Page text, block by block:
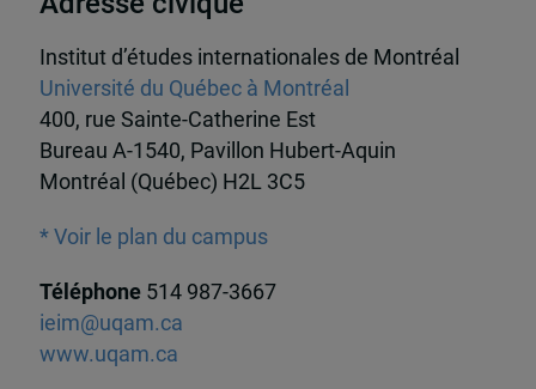
Institut d’études internationales de Montréal
Université du Québec à Montréal
400, rue Sainte-Catherine Est
Bureau A-1540, Pavillon Hubert-Aquin
Montréal (Québec) H2L 3C5
* Voir le plan du campus
Téléphone 514 987-3667
ieim@uqam.ca
www.uqam.ca